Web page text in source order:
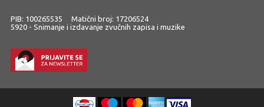
PIB: 100265535 Matični broj: 17206524
5920 - Snimanje i izdavanje zvučnih zapisa i muzike